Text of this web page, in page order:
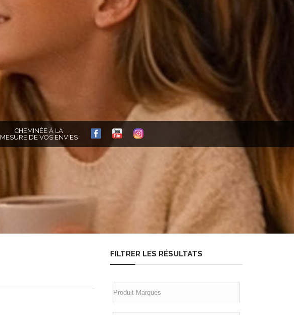
CHEMINÉE À LA
MESURE DE VOS ENVIES
FILTRER LES RÉSULTATS